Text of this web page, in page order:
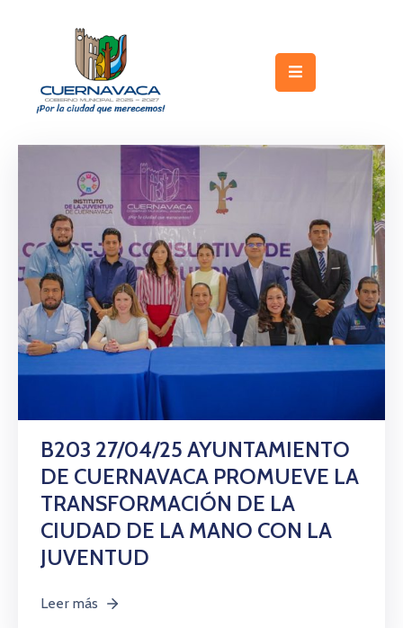
Gobierno
Trámites
Servicios
Licitaciones
Transparencia
B203 27/04/25 AYUNTAMIENTO
DE CUERNAVACA PROMUEVE LA
TRANSFORMACIÓN DE LA
CIUDAD DE LA MANO CON LA
JUVENTUD
Leer más